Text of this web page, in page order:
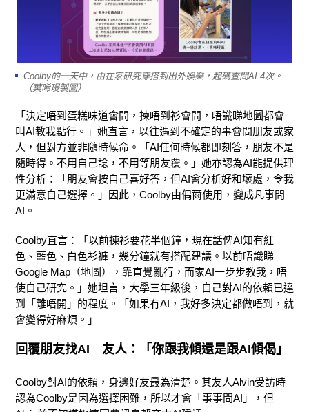
Coolby的一天中，由在家研究穿搭到出外娛樂，起碼查問AI 4次。
（葉晞琝製圖）
「決定唔到蛋糕味道會問，揀唔到衫會問，唔識睇地圖都會
叫AI教我點行。」她直言，以往遇到不確定的事會問朋友或家
人，但對方並非隨時候命。「AI任何時候都即刻答，朋友不是
隨時得。不用自己諗，不用等朋友覆。」她亦認為AI能提供理
性分析：「朋友會按自己喜好答，但AI會分析好和壞處，令我
更滿意自己選擇。」因此，Coolby由偶爾使用，變成凡事問
AI。
Coolby直言：「以前揀衫要花半個鐘，現在話俾AI知有紅
色、藍色、白色衫褲，幾分鐘就有搭配建議。以前唔識睇
Google Map（地圖），靠直覺亂行，而家AI一步步教我，唔
使自己研究。」她坦言，大學三年級後，自己對AI的依賴已達
到「離唔開」的程度。「如果冇AI，我好多決定都做唔到，就
會變得好麻煩。」
回覆朋友找AI 友人：「你跟我傾還是跟AI傾偈」
Coolby對AI的依賴，身邊好友最為清楚。其友人Alvin受訪時
認為Coolby是因為選擇困難，所以才會「事事問AI」，但